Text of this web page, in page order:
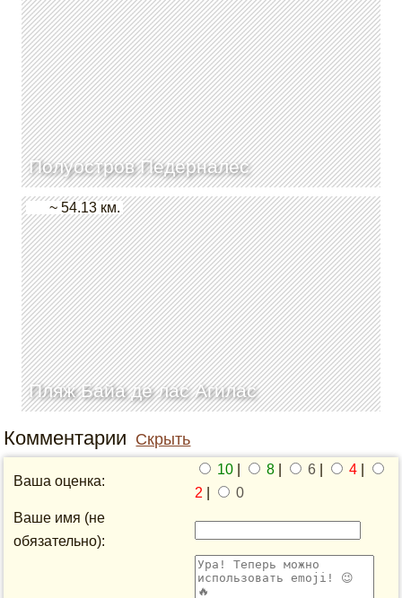
Полуостров Педерналес
Пляж Байа де лас Агилас
~ 54.13 км.
Комментарии Скрыть
Ваша оценка:
10 8 6 4
2
0
Ваше имя (не
обязательно):